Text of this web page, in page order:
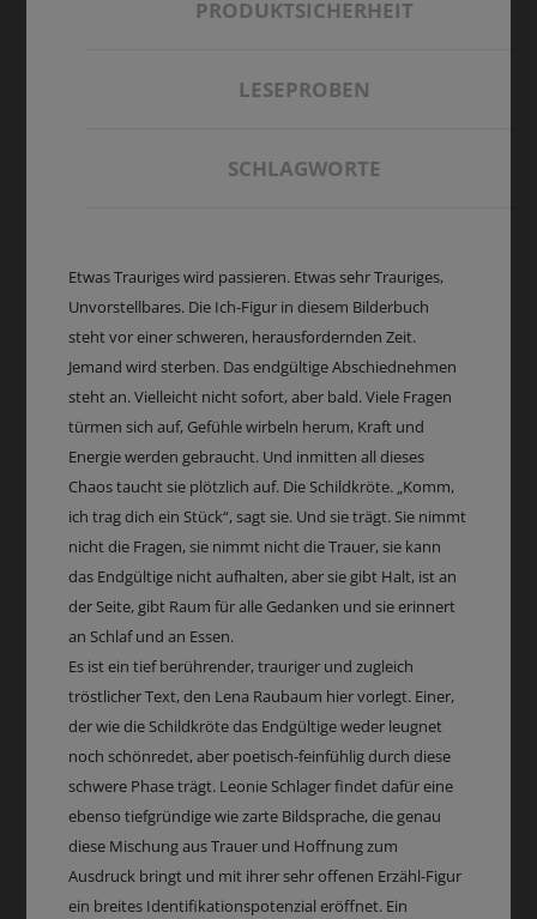
PRODUKTSICHERHEIT
LESEPROBEN
SCHLAGWORTE
Etwas Trauriges wird passieren. Etwas sehr Trauriges,
Unvorstellbares. Die Ich-Figur in diesem Bilderbuch
steht vor einer schweren, herausfordernden Zeit.
Jemand wird sterben. Das endgültige Abschiednehmen
steht an. Vielleicht nicht sofort, aber bald. Viele Fragen
türmen sich auf, Gefühle wirbeln herum, Kraft und
Energie werden gebraucht. Und inmitten all dieses
Chaos taucht sie plötzlich auf. Die Schildkröte. „Komm,
ich trag dich ein Stück“, sagt sie. Und sie trägt. Sie nimmt
nicht die Fragen, sie nimmt nicht die Trauer, sie kann
das Endgültige nicht aufhalten, aber sie gibt Halt, ist an
der Seite, gibt Raum für alle Gedanken und sie erinnert
an Schlaf und an Essen.
Es ist ein tief berührender, trauriger und zugleich
tröstlicher Text, den Lena Raubaum hier vorlegt. Einer,
der wie die Schildkröte das Endgültige weder leugnet
noch schönredet, aber poetisch-feinfühlig durch diese
schwere Phase trägt. Leonie Schlager findet dafür eine
ebenso tiefgründige wie zarte Bildsprache, die genau
diese Mischung aus Trauer und Hoffnung zum
Ausdruck bringt und mit ihrer sehr offenen Erzähl-Figur
ein breites Identifikationspotenzial eröffnet. Ein